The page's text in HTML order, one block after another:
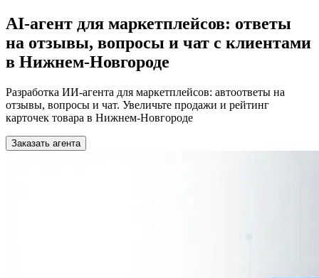
AI-агент для маркетплейсов: ответы
на отзывы, вопросы и чат с клиентами
в Нижнем-Новгороде
Разработка ИИ-агента для маркетплейсов: автоответы на
отзывы, вопросы и чат. Увеличьте продажи и рейтинг
карточек товара в Нижнем-Новгороде
Заказать агента